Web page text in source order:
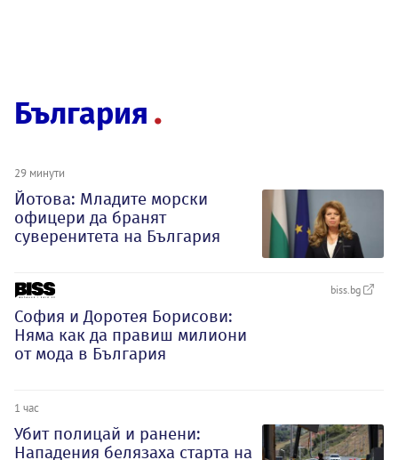
България
29 минути
Йотова: Младите морски
офицери да бранят
суверенитета на България
biss.bg
София и Доротея Борисови:
Няма как да правиш милиони
от мода в България
1 час
Убит полицай и ранени:
Нападения белязаха старта на